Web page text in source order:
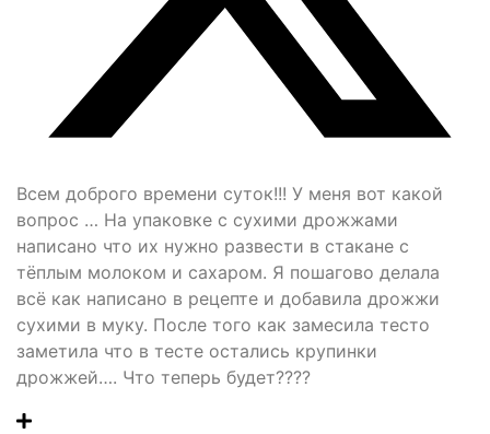
Всем доброго времени суток!!! У меня вот какой
вопрос … На упаковке с сухими дрожжами
написано что их нужно развести в стакане с
тёплым молоком и сахаром. Я пошагово делала
всё как написано в рецепте и добавила дрожжи
сухими в муку. После того как замесила тесто
заметила что в тесте остались крупинки
дрожжей…. Что теперь будет????